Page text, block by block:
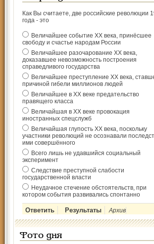
Как Вы считаете, две российские революции
года - это
Величайшее событие ХХ века, принёсшее
свободу и счастье народам России
Величайшее разочарование ХХ века,
доказавшее невозможность построения
справедливого государства
Величайшее преступление ХХ века,
причиной гибели миллионов людей
Величайшее в ХХ веке предательство
правящего класса
Величайшая в ХХ веке провокация
иностранных спецслужб
Величайшая глупость ХХ века, поскольку
участники революций не осознавали
ими совершённого
Всего лишь не удавшийся социальный
эксперимент
Следствие преступной слабости
государственной власти
Неудачное стечение обстоятельств, при
котором события развивались спонтанно
Архив
Фото дня